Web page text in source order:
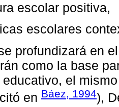
escolar positiva,
escolares
profundizará en
como la base
el
en Báez, 1994),